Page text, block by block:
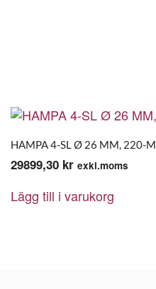
HAMPA 4-SL Ø 26 MM, 220-M
29899,30 kr exkl.moms
Lägg till i varukorg